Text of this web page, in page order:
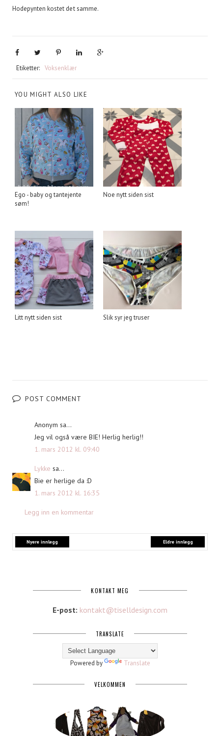
Hodepynten kostet det samme.
Etiketter: Voksenklær
YOU MIGHT ALSO LIKE
Ego - baby og tantejente
søm!
Noe nytt siden sist
Litt nytt siden sist Slik syr jeg truser
POST COMMENT
Anonym sa...
Jeg vil også være BIE! Herlig herlig!!
1. mars 2012 kl. 09:40
Lykke sa...
Bie er herlige da :D
1. mars 2012 kl. 16:35
Legg inn en kommentar
Nyere innlegg Eldre innlegg
KONTAKT MEG
E-post: kontakt@tiselldesign.com
TRANSLATE
Powered by Translate
VELKOMMEN